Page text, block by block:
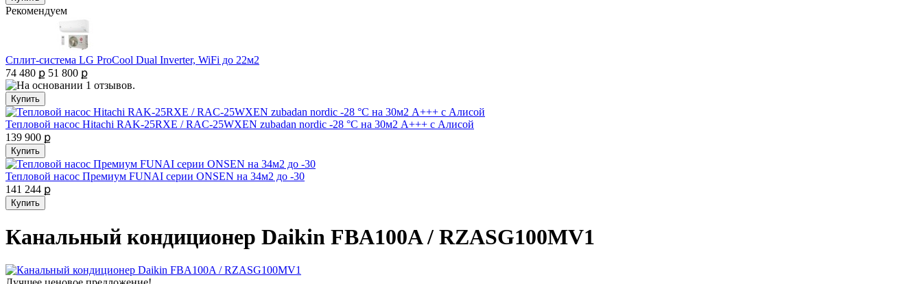
Рекомендуем
Сплит-система LG ProCool Dual Inverter, WiFi до 22м2
74 480 ք 51 800 ք
Тепловой насос Hitachi RAK-25RXE / RAC-25WXEN zubadan nordic -28 °С на 30м2 А+++ c Алисой
139 900 ք
Тепловой насос Премиум FUNAI серии ONSEN на 34м2 до -30
141 244 ք
Канальный кондиционер Daikin FBA100A / RZASG100MV1